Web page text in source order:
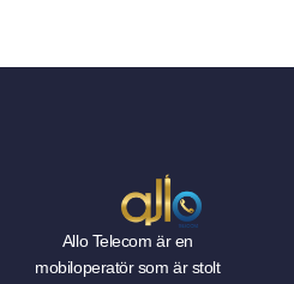
Allo Telecom är en
mobiloperatör som är stolt